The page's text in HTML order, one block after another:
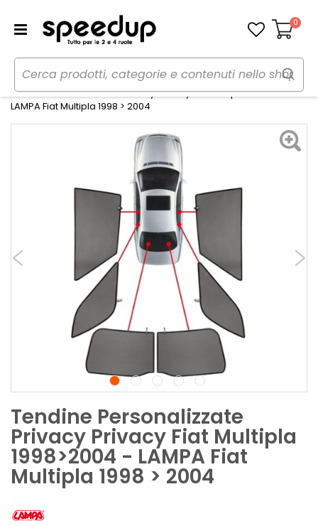
Carrello
0
Home Auto Estate
Tendine parasole
Tendine Personalizzate Privacy Privacy Fiat Multipla 1998>2004 -
LAMPA Fiat Multipla 1998 > 2004
Tendine Personalizzate
Privacy Privacy Fiat Multipla
1998>2004 - LAMPA Fiat
Multipla 1998 > 2004